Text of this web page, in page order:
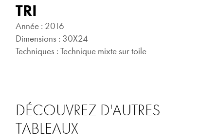
TRI
Année : 2016
Dimensions : 30X24
Techniques : Technique mixte sur toile
DÉCOUVREZ D'AUTRES
TABLEAUX